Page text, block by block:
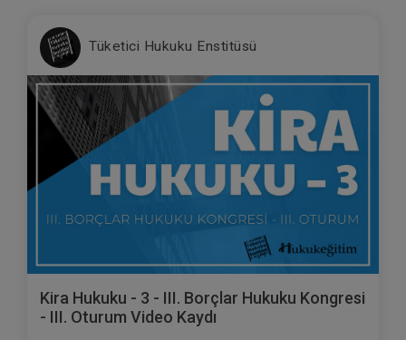
Tüketici Hukuku Enstitüsü
Kira Hukuku - 3 - III. Borçlar Hukuku Kongresi
- III. Oturum Video Kaydı